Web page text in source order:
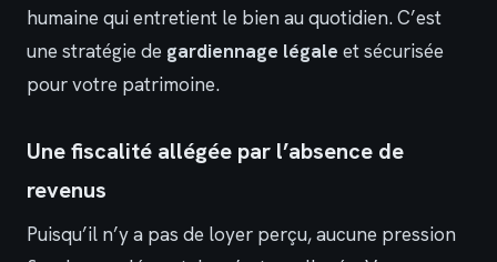
humaine qui entretient le bien au quotidien. C’est
une stratégie de gardiennage légale et sécurisée
pour votre patrimoine.
Une fiscalité allégée par l’absence de
revenus
Puisqu’il n’y a pas de loyer perçu, aucune pression